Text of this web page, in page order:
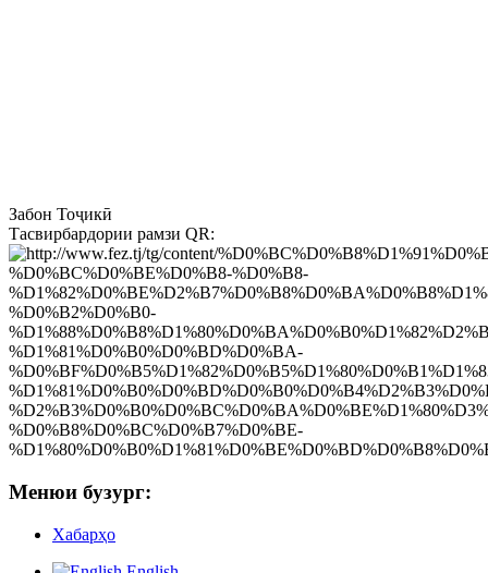
Забон Тоҷикӣ
Тасвирбардории рамзи QR:
Менюи бузург:
Хабарҳо